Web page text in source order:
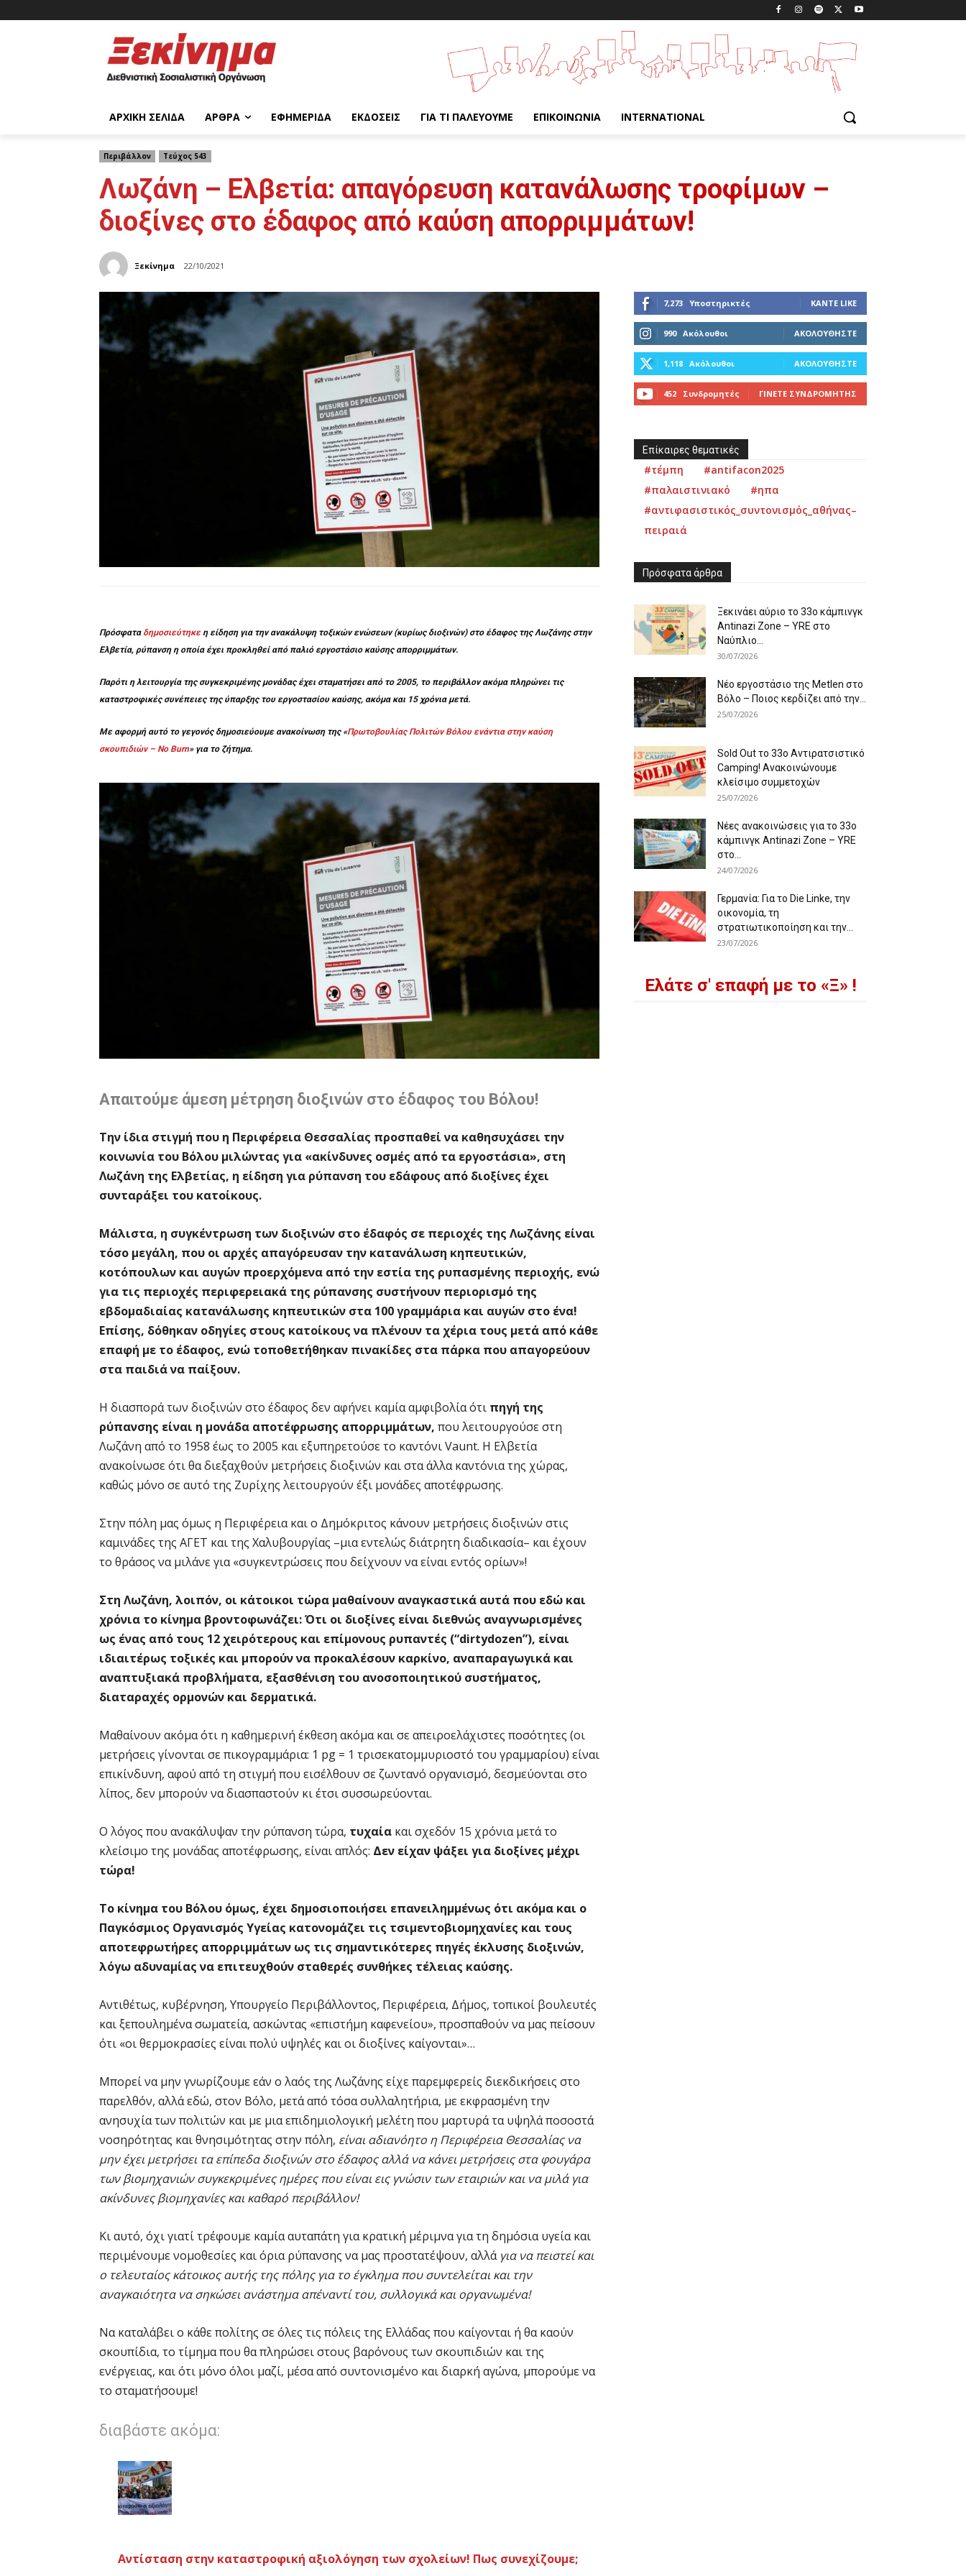
ΑΡΧΙΚΉ ΣΕΛΊΔΑ ΆΡΘΡΑ ΕΦΗΜΕΡΊΔΑ ΕΚΔΌΣΕΙΣ ΓΙΑ ΤΙ ΠΑΛΕΎΟΥΜΕ ΕΠΙΚΟΙΝΩΝΊΑ INTERNATIONAL
Περιβάλλον Τεύχος 543
Λωζάνη – Ελβετία: απαγόρευση κατανάλωσης τροφίμων –
διοξίνες στο έδαφος από καύση απορριμμάτων!
Ξεκίνημα 22/10/2021
Πρόσφατα δημοσιεύτηκεη είδηση για την ανακάλυψη τοξικών ενώσεων (κυρίως διοξινών) στο έδαφος της Λωζάνης στην
Ελβετία, ρύπανση η οποία έχει προκληθεί από παλιό εργοστάσιο καύσης απορριμμάτων.
Παρότι η λειτουργία της συγκεκριμένης μονάδας έχει σταματήσει από το 2005, το περιβάλλον ακόμα πληρώνει τις
καταστροφικές συνέπειες της ύπαρξης του εργοστασίου καύσης, ακόμα και 15 χρόνια μετά.
Με αφορμή αυτό το γεγονός δημοσιεύουμε ανακοίνωση της «Πρωτοβουλίας Πολιτών Βόλου ενάντια στην καύση
σκουπιδιών – No Burn» για το ζήτημα.
Απαιτούμε άμεση μέτρηση διοξινών στο έδαφος του Βόλου!
Την ίδια στιγμή που η Περιφέρεια Θεσσαλίας προσπαθεί να καθησυχάσει την
κοινωνία του Βόλου μιλώντας για «ακίνδυνες οσμές από τα εργοστάσια», στη
Λωζάνη της Ελβετίας, η είδηση για ρύπανση του εδάφους από διοξίνες έχει
συνταράξει του κατοίκους.
Μάλιστα, η συγκέντρωση των διοξινών στο έδαφός σε περιοχές της Λωζάνης είναι
τόσο μεγάλη, που οι αρχές απαγόρευσαν την κατανάλωση κηπευτικών,
κοτόπουλων και αυγών προερχόμενα από την εστία της ρυπασμένης περιοχής, ενώ
για τις περιοχές περιφερειακά της ρύπανσης συστήνουν περιορισμό της
εβδομαδιαίας κατανάλωσης κηπευτικών στα 100 γραμμάρια και αυγών στο ένα!
Επίσης, δόθηκαν οδηγίες στους κατοίκους να πλένουν τα χέρια τους μετά από κάθε
επαφή με το έδαφος, ενώ τοποθετήθηκαν πινακίδες στα πάρκα που απαγορεύουν
στα παιδιά να παίξουν.
Η διασπορά των διοξινών στο έδαφος δεν αφήνει καμία αμφιβολία ότι πηγή της
ρύπανσης είναι η μονάδα αποτέφρωσης απορριμμάτων, που λειτουργούσε στη
Λωζάνη από το 1958 έως το 2005 και εξυπηρετούσε το καντόνι Vaunt. Η Ελβετία
ανακοίνωσε ότι θα διεξαχθούν μετρήσεις διοξινών και στα άλλα καντόνια της χώρας,
καθώς μόνο σε αυτό της Ζυρίχης λειτουργούν έξι μονάδες αποτέφρωσης.
Στην πόλη μας όμως η Περιφέρεια και ο Δημόκριτος κάνουν μετρήσεις διοξινών στις
καμινάδες της ΑΓΕΤ και της Χαλυβουργίας –μια εντελώς διάτρητη διαδικασία– και έχουν
το θράσος να μιλάνε για «συγκεντρώσεις που δείχνουν να είναι εντός ορίων»!
Στη Λωζάνη, λοιπόν, οι κάτοικοι τώρα μαθαίνουν αναγκαστικά αυτά που εδώ και
χρόνια το κίνημα βροντοφωνάζει: Ότι οι διοξίνες είναι διεθνώς αναγνωρισμένες
ως ένας από τους 12 χειρότερους και επίμονους ρυπαντές (“dirtydozen”), είναι
ιδιαιτέρως τοξικές και μπορούν να προκαλέσουν καρκίνο, αναπαραγωγικά και
αναπτυξιακά προβλήματα, εξασθένιση του ανοσοποιητικού συστήματος,
διαταραχές ορμονών και δερματικά.
Μαθαίνουν ακόμα ότι η καθημερινή έκθεση ακόμα και σε απειροελάχιστες ποσότητες (οι
μετρήσεις γίνονται σε πικογραμμάρια: 1 pg = 1 τρισεκατομμυριοστό του γραμμαρίου) είναι
επικίνδυνη, αφού από τη στιγμή που εισέλθουν σε ζωντανό οργανισμό, δεσμεύονται στο
λίπος, δεν μπορούν να διασπαστούν κι έτσι συσσωρεύονται.
Ο λόγος που ανακάλυψαν την ρύπανση τώρα, τυχαία και σχεδόν 15 χρόνια μετά το
κλείσιμο της μονάδας αποτέφρωσης, είναι απλός: Δεν είχαν ψάξει για διοξίνες μέχρι
τώρα!
Το κίνημα του Βόλου όμως, έχει δημοσιοποιήσει επανειλημμένως ότι ακόμα και ο
Παγκόσμιος Οργανισμός Υγείας κατονομάζει τις τσιμεντοβιομηχανίες και τους
αποτεφρωτήρες απορριμμάτων ως τις σημαντικότερες πηγές έκλυσης διοξινών,
λόγω αδυναμίας να επιτευχθούν σταθερές συνθήκες τέλειας καύσης.
Αντιθέτως, κυβέρνηση, Υπουργείο Περιβάλλοντος, Περιφέρεια, Δήμος, τοπικοί βουλευτές
και ξεπουλημένα σωματεία, ασκώντας «επιστήμη καφενείου», προσπαθούν να μας πείσουν
ότι «οι θερμοκρασίες είναι πολύ υψηλές και οι διοξίνες καίγονται»…
Μπορεί να μην γνωρίζουμε εάν ο λαός της Λωζάνης είχε παρεμφερείς διεκδικήσεις στο
παρελθόν, αλλά εδώ, στον Βόλο, μετά από τόσα συλλαλητήρια, με εκφρασμένη την
ανησυχία των πολιτών και με μια επιδημιολογική μελέτη που μαρτυρά τα υψηλά ποσοστά
νοσηρότητας και θνησιμότητας στην πόλη, είναι αδιανόητο η Περιφέρεια Θεσσαλίας να
μην έχει μετρήσει τα επίπεδα διοξινών στο έδαφος αλλά να κάνει μετρήσεις στα φουγάρα
των βιομηχανιών συγκεκριμένες ημέρες που είναι εις γνώσιν των εταιριών και να μιλά για
ακίνδυνες βιομηχανίες και καθαρό περιβάλλον!
Κι αυτό, όχι γιατί τρέφουμε καμία αυταπάτη για κρατική μέριμνα για τη δημόσια υγεία και
περιμένουμε νομοθεσίες και όρια ρύπανσης να μας προστατέψουν, αλλά για να πειστεί και
ο τελευταίος κάτοικος αυτής της πόλης για το έγκλημα που συντελείται και την
αναγκαιότητα να σηκώσει ανάστημα απέναντί του, συλλογικά και οργανωμένα!
Να καταλάβει ο κάθε πολίτης σε όλες τις πόλεις της Ελλάδας που καίγονται ή θα καούν
σκουπίδια, το τίμημα που θα πληρώσει στους βαρόνους των σκουπιδιών και της
ενέργειας, και ότι μόνο όλοι μαζί, μέσα από συντονισμένο και διαρκή αγώνα, μπορούμε να
το σταματήσουμε!
διαβάστε ακόμα:
Αντίσταση στην καταστροφική αξιολόγηση των σχολείων! Πως συνεχίζουμε;
7,273 Υποστηρικτές ΚΆΝΤΕ LIKE
990 Ακόλουθοι ΑΚΟΛΟΥΘΉΣΤΕ
1,118 Ακόλουθοι ΑΚΟΛΟΥΘΉΣΤΕ
452 Συνδρομητές ΓΊΝΕΤΕ ΣΥΝΔΡΟΜΗΤΉΣ
Επίκαιρες θεματικές
#τέμπη
#antifacon2025
#παλαιστινιακό
#ηπα
#αντιφασιστικός_συντονισμός_αθήνας–
πειραιά
Πρόσφατα άρθρα
Ξεκινάει αύριο το 33ο κάμπινγκ
Antinazi Zone – YRE στο
Ναύπλιο...
30/07/2026
Νέο εργοστάσιο της Metlen στο
Βόλο – Ποιος κερδίζει από την...
25/07/2026
Sold Out το 33ο Αντιρατσιστικό
Camping! Ανακοινώνουμε
κλείσιμο συμμετοχών
25/07/2026
Νέες ανακοινώσεις για το 33ο
κάμπινγκ Antinazi Zone – YRE
στο...
24/07/2026
Γερμανία: Για το Die Linke, την
οικονομία, τη
στρατιωτικοποίηση και την...
23/07/2026
Ελάτε σ' επαφή με το «Ξ» !